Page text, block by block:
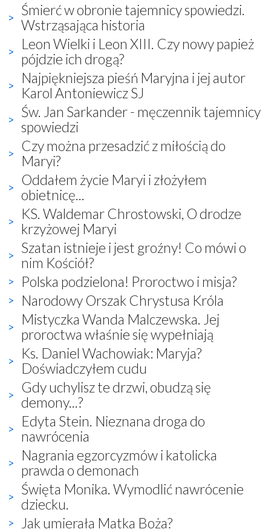
Śmierć w obronie tajemnicy spowiedzi.
Wstrząsająca historia
Leon Wielki i Leon XIII. Czy nowy papież
pójdzie ich drogą?
Najpiękniejsza pieśń Maryjna i jej autor
Karol Antoniewicz SJ
Św. Jan Sarkander - męczennik tajemnicy
spowiedzi
Czy można przesadzić z miłością do
Maryi?
Oddałem życie Maryi i złożyłem
obietnicę...
KS. Waldemar Chrostowski, O drodze
krzyżowej Maryi
Szatan istnieje i jest groźny! Co mówi o
nim Kościół?
Polska podzielona! Proroctwo i misja?
Narodowy Orszak Chrystusa Króla
Mistyczka Wanda Malczewska. Jej
proroctwa właśnie się wypełniają
Ks. Daniel Wachowiak: Maryja?
Doświadczyłem cudu
Gdy uchylisz te drzwi, obudzą się
demony...?
Edyta Stein. Nieznana droga do
nawrócenia
Nagrania egzorcyzmów i katolicka
prawda o demonach
Święta Monika. Wymodlić nawrócenie
dziecku.
Jak umierała Matka Boża?